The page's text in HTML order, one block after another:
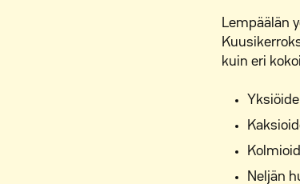
Lempäälän
kuin eri
Neljän